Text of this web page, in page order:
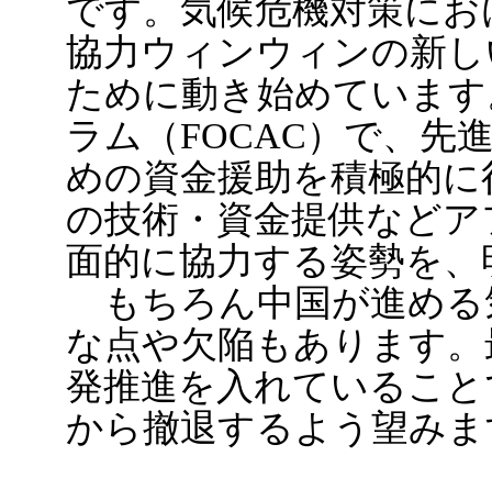
です。気候危機対策に
協力ウィンウィンの新
ために動き始めていま
ラム（FOCAC）で、先
めの資金援助を積極的
の技術・資金提供など
面的に協力する姿勢を
もちろん中国が進める
な点や欠陥もあります
発推進を入れているこ
から撤退するよう望み